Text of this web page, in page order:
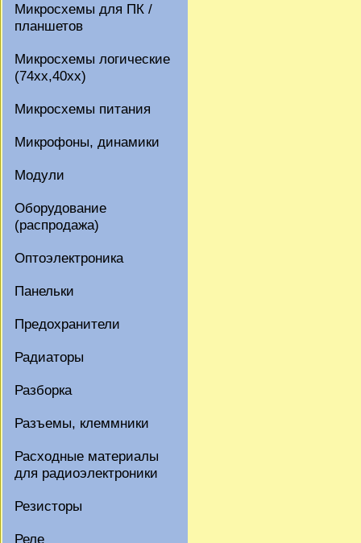
Микросхемы для ПК /
планшетов
Микросхемы логические
(74xx,40xx)
Микросхемы питания
Микрофоны, динамики
Модули
Оборудование
(распродажа)
Оптоэлектроника
Панельки
Предохранители
Радиаторы
Разборка
Разъемы, клеммники
Расходные материалы
для радиоэлектроники
Резисторы
Реле